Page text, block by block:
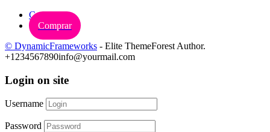
Carrinho
Comprar
© DynamicFrameworks - Elite ThemeForest Author.
+1234567890info@yourmail.com
Login on site
Username
Password